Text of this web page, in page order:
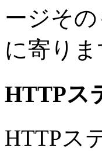
ージそ
に寄り
HTTPス
HTTPス